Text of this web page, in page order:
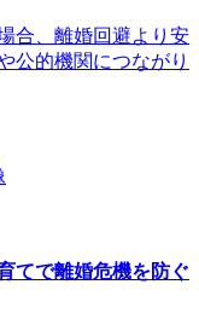
合、離婚回避より安
公的機関につながり
てで離婚危機を防ぐ